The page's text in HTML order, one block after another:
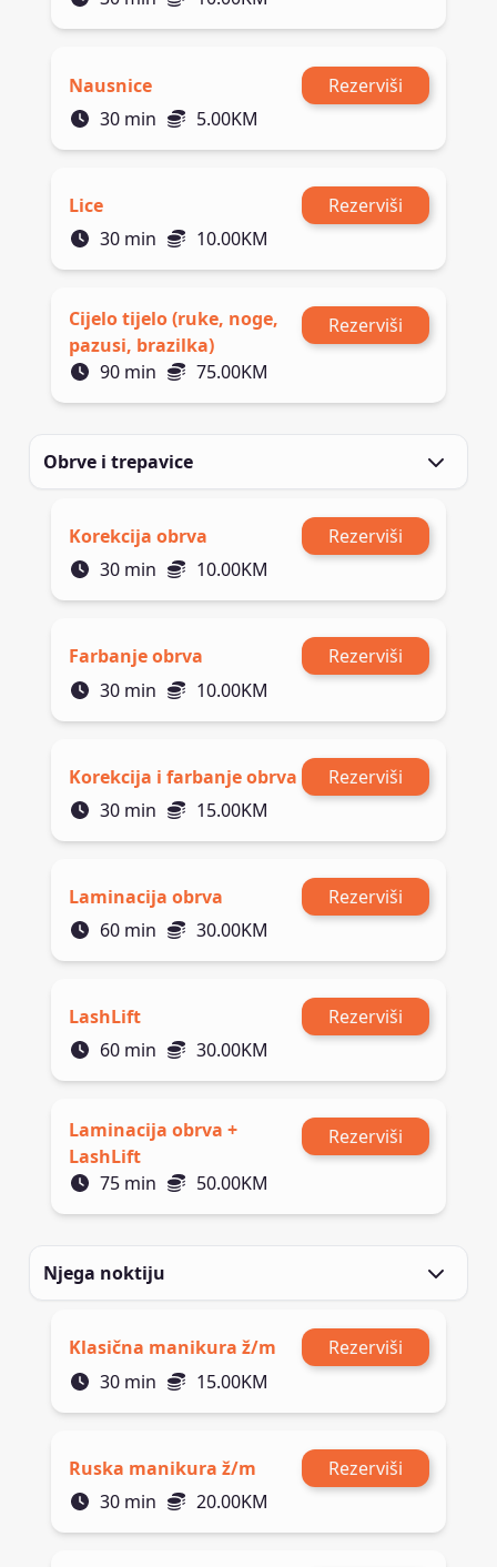
Nausnice
Rezerviši
30 min 5.00KM
Lice
Rezerviši
30 min 10.00KM
Cijelo tijelo (ruke, noge,
pazusi, brazilka)
Rezerviši
90 min 75.00KM
Obrve i trepavice
Korekcija obrva
Rezerviši
30 min 10.00KM
Farbanje obrva
Rezerviši
30 min 10.00KM
Korekcija i farbanje obrva
Rezerviši
30 min 15.00KM
Laminacija obrva
Rezerviši
60 min 30.00KM
LashLift
Rezerviši
60 min 30.00KM
Laminacija obrva +
LashLift
Rezerviši
75 min 50.00KM
Njega noktiju
Klasična manikura ž/m
Rezerviši
30 min 15.00KM
Ruska manikura ž/m
Rezerviši
30 min 20.00KM